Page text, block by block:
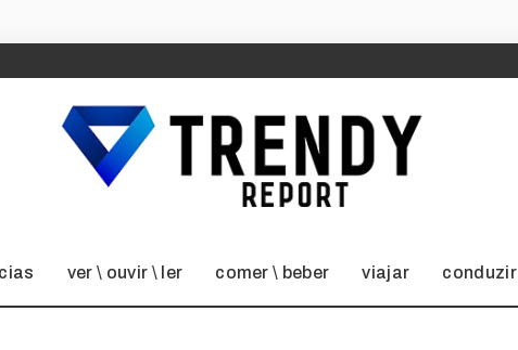
ver \ ouvir \ ler comer \ beber viajar conduzir